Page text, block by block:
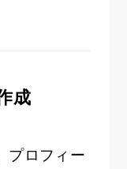
成
プロフィー